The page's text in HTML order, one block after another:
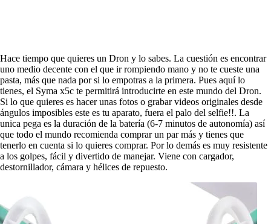
Hace tiempo que quieres un Dron y lo sabes. La cuestión es encontrar
uno medio decente con el que ir rompiendo mano y no te cueste una
pasta, más que nada por si lo empotras a la primera. Pues aquí lo
tienes, el Syma x5c te permitirá introducirte en este mundo del Dron.
Si lo que quieres es hacer unas fotos o grabar videos originales desde
ángulos imposibles este es tu aparato, fuera el palo del selfie!!. La
unica pega es la duración de la batería (6-7 minutos de autonomía) así
que todo el mundo recomienda comprar un par más y tienes que
tenerlo en cuenta si lo quieres comprar. Por lo demás es muy resistente
a los golpes, fácil y divertido de manejar. Viene con cargador,
destornillador, cámara y hélices de repuesto.